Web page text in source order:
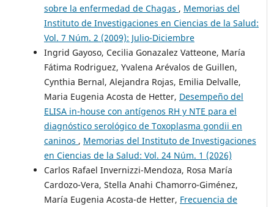
sobre la enfermedad de Chagas , Memorias del
Instituto de Investigaciones en Ciencias de la Salud:
Vol. 7 Núm. 2 (2009): Julio-Diciembre
Ingrid Gayoso, Cecilia Gonazalez Vatteone, María
Fátima Rodriguez, Yvalena Arévalos de Guillen,
Cynthia Bernal, Alejandra Rojas, Emilia Delvalle,
Maria Eugenia Acosta de Hetter, Desempeño del
ELISA in-house con antígenos RH y NTE para el
diagnóstico serológico de Toxoplasma gondii en
caninos , Memorias del Instituto de Investigaciones
en Ciencias de la Salud: Vol. 24 Núm. 1 (2026)
Carlos Rafael Invernizzi-Mendoza, Rosa María
Cardozo-Vera, Stella Anahi Chamorro-Giménez,
María Eugenia Acosta-de Hetter, Frecuencia de